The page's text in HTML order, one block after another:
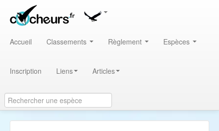
Accueil Classements Règlement Espèces
Inscription Liens Articles